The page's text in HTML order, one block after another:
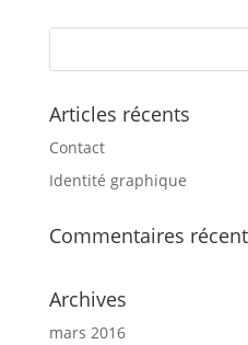
Articles récents
Contact
Identité graphique
Commentaires
Archives
mars 2016